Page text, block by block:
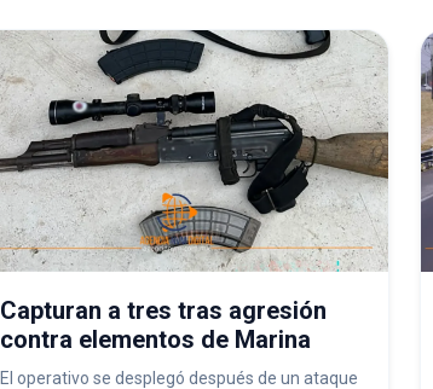
Capturan a tres tras agresión
contra elementos de Marina
El operativo se desplegó después de un ataque